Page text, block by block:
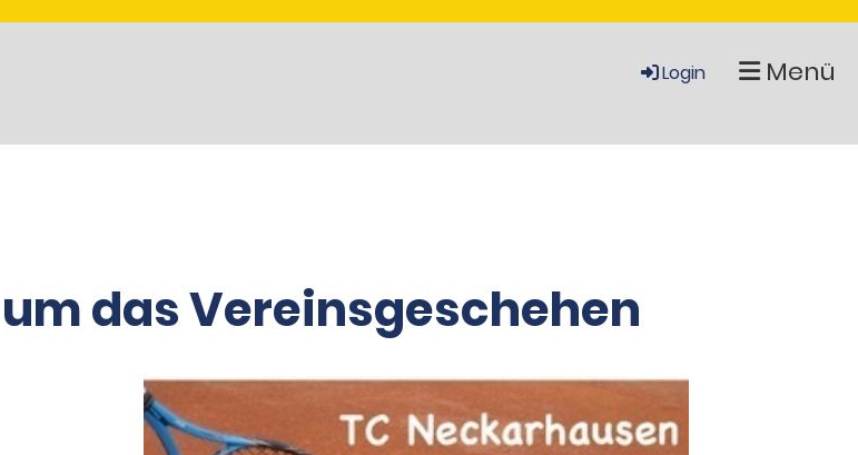
Login Menü
das Vereinsgeschehen